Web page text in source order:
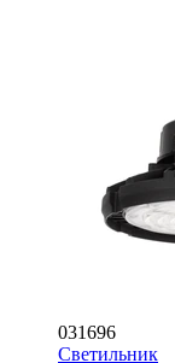
031696
Светильник